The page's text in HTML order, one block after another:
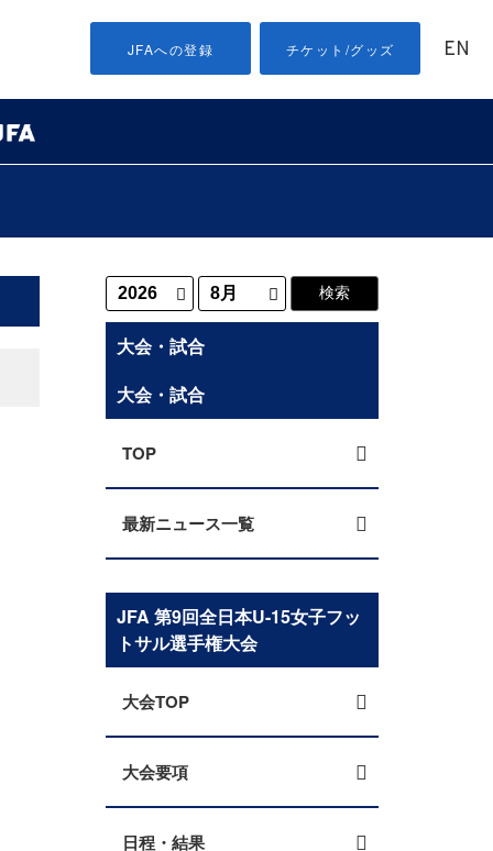
JFAへの登録 チケット/グッズ EN
大会・試合
大会・試合
TOP
最新ニュース一覧
JFA 第9回全日本U-15女子フッ
トサル選手権大会
大会TOP
大会要項
日程・結果